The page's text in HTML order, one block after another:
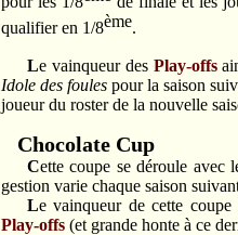
qualifier en 1/8ème.
Le vainqueur des Play-offs
Idole des foulespour la saison
joueur du roster de la nouvelle
Chocolate Cup
Cette coupe se déroule
gestion varie chaque saison
Le vainqueur de cette
Play-offs(et grande honte à ce